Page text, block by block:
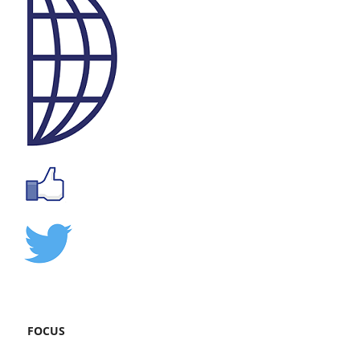
FOCUS